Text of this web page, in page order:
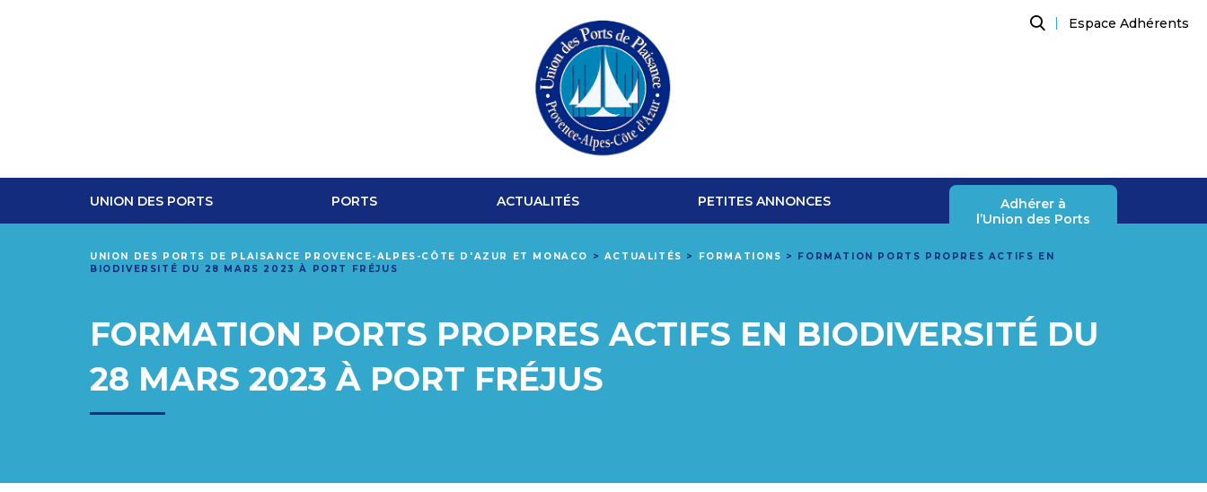
Espace Adhérents
UNION
PORTS
PLAISANCE
UNION DES PORTS PORTS ACTUALITÉS PETITES ANNONCES
Adhérer à
l’Union des Ports
UNION DES PORTS DE PLAISANCE PROVENCE-ALPES-CÔTE D'AZUR ET MONACO > ACTUALITÉS > FORMATIONS >
FORMATION PORTS PROPRES ACTIFS EN
BIODIVERSITÉ DU 28 MARS 2023 À PORT FRÉJUS
FORMATION PORTS PROPRES ACTIFS EN BIODIVERSITÉ DU
28 MARS 2023 À PORT FRÉJUS